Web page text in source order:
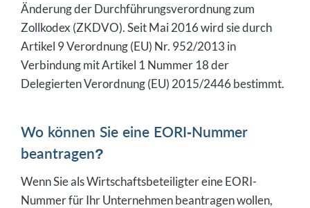
Änderung der Durchführungsverordnung zum
Zollkodex (ZKDVO). Seit Mai 2016 wird sie durch
Artikel 9 Verordnung (EU) Nr. 952/2013 in
Verbindung mit Artikel 1 Nummer 18 der
Delegierten Verordnung (EU) 2015/2446 bestimmt.
Wo können Sie eine EORI-Nummer
beantragen?
Wenn Sie als Wirtschaftsbeteiligter eine EORI-
Nummer für Ihr Unternehmen beantragen wollen,